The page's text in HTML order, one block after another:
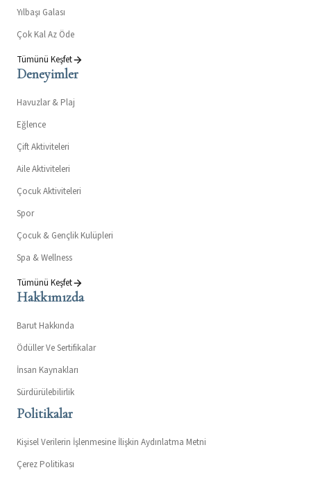
Yılbaşı Galası
Çok Kal Az Öde
Tümünü Keşfet
Deneyimler
Havuzlar & Plaj
Eğlence
Çift Aktiviteleri
Aile Aktiviteleri
Çocuk Aktiviteleri
Spor
Çocuk & Gençlik Kulüpleri
Spa & Wellness
Tümünü Keşfet
Hakkımızda
Barut Hakkında
Ödüller Ve Sertifikalar
İnsan Kaynakları
Sürdürülebilirlik
Politikalar
Kişisel Verilerin İşlenmesine İlişkin Aydınlatma Metni
Çerez Politikası